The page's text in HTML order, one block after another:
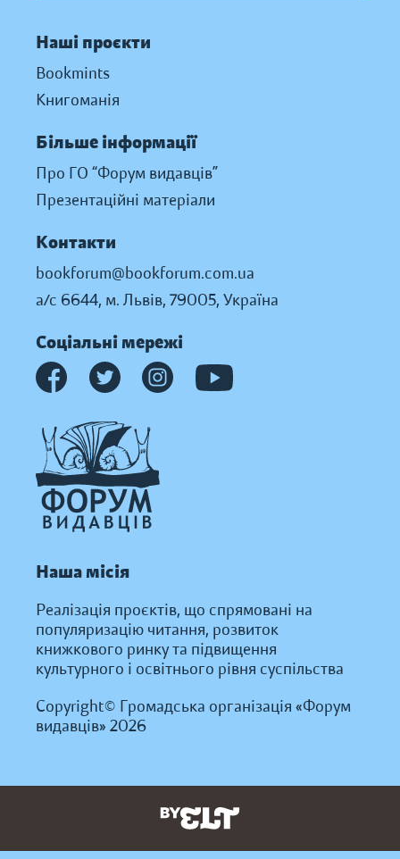
Наші проєкти
Bookmints
Книгоманія
Більше інформації
Про ГО “Форум видавців”
Презентаційні матеріали
Контакти
bookforum@bookforum.com.ua
а/с 6644, м. Львів, 79005, Україна
Соціальні мережі
Наша місія
Реалізація проєктів, що спрямовані на
популяризацію читання, розвиток
книжкового ринку та підвищення
культурного і освітнього рівня суспільства
Copyright© Громадська організація «Форум
видавців» 2026